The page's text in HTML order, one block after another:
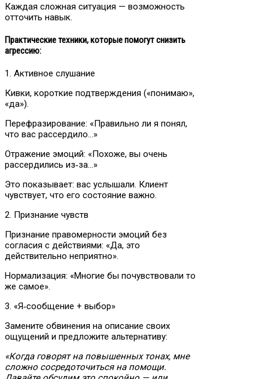
Каждая сложная ситуация — возможность
отточить навык.
Практические техники, которые помогут снизить
агрессию:
1. Активное слушание
Кивки, короткие подтверждения («понимаю»,
«да»).
Перефразирование: «Правильно ли я понял,
что вас рассердило…»
Отражение эмоций: «Похоже, вы очень
рассердились из‑за…»
Это показывает: вас услышали. Клиент
чувствует, что его состояние важно.
2. Признание чувств
Признание правомерности эмоций без
согласия с действиями: «Да, это
действительно неприятно».
Нормализация: «Многие бы почувствовали то
же самое».
3. «Я‑сообщение + выбор»
Замените обвинения на описание своих
ощущений и предложите альтернативу:
«Когда говорят на повышенных тонах, мне
сложно сосредоточиться на помощи.